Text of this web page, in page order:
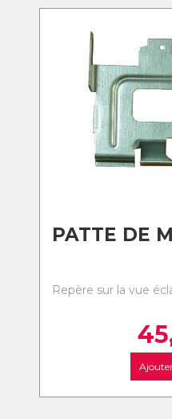
PATTE DE
Repère sur la vue